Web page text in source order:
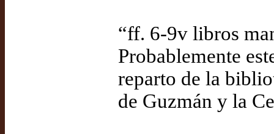
“ff. 6-9v libros
Probablemente
reparto de la
de Guzmán y la